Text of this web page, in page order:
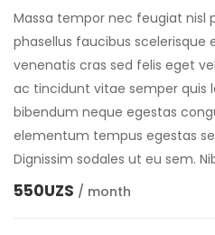
Massa tempor nec feugiat nisl
phasellus faucibus scelerisque
venenatis cras sed felis eget
ac tincidunt vitae semper quis
bibendum neque egestas
elementum tempus egestas
Dignissim sodales ut eu sem.
550UZS / month